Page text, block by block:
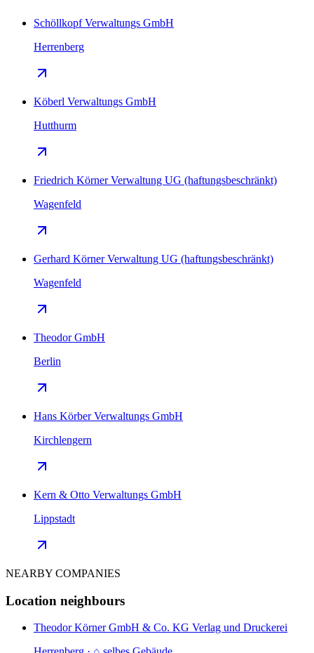
Schöllkopf Verwaltungs GmbH
Herrenberg
Köberl Verwaltungs GmbH
Hutthurm
Friedrich Körner Verwaltung UG (haftungsbeschränkt)
Wagenfeld
Gerhard Körner Verwaltung UG (haftungsbeschränkt)
Wagenfeld
Theodor GmbH
Berlin
Hans Körber Verwaltungs GmbH
Kirchlengern
Kern & Otto Verwaltungs GmbH
Lippstadt
NEARBY COMPANIES
Location neighbours
Theodor Körner GmbH & Co. KG Verlag und Druckerei